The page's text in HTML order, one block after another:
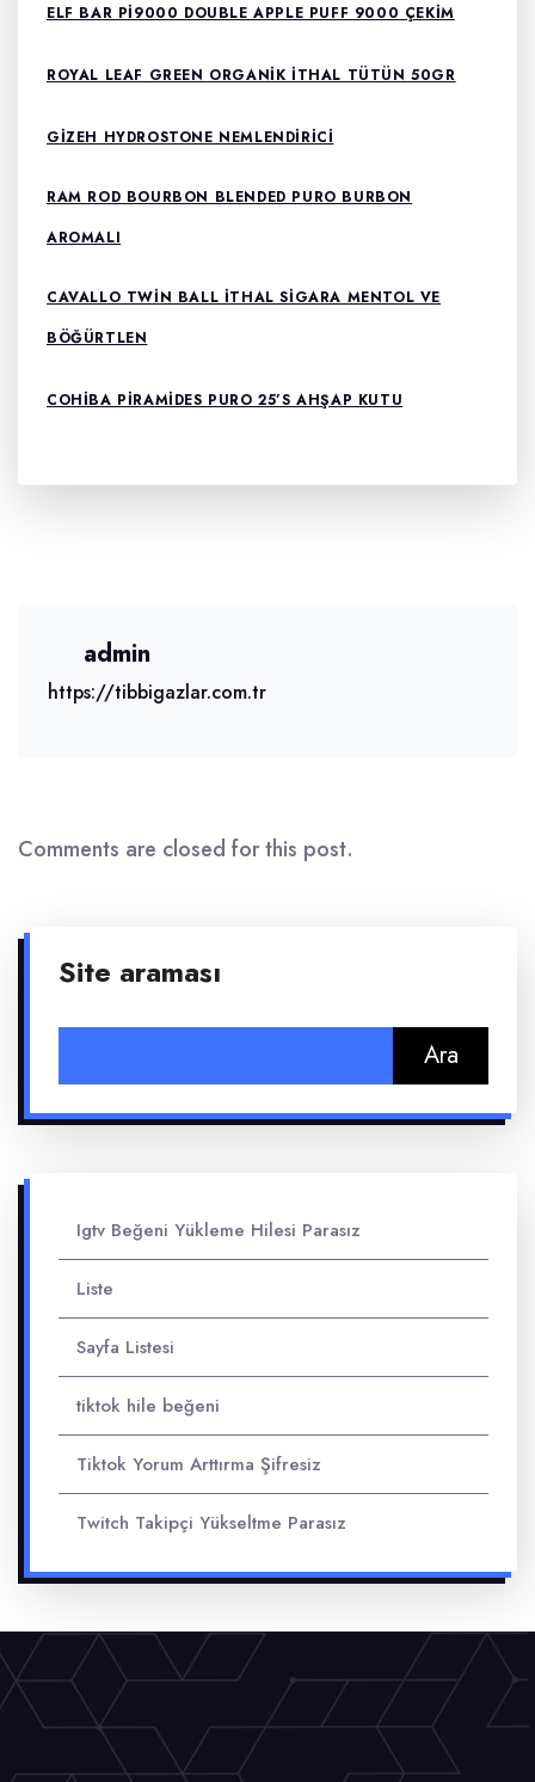
ELF BAR PI9000 DOUBLE APPLE PUFF 9000 ÇEKIM
ROYAL LEAF GREEN ORGANIK ITHAL TÜTÜN 50GR
GIZEH HYDROSTONE NEMLENDIRICI
RAM ROD BOURBON BLENDED PURO BURBON
AROMALI
CAVALLO TWIN BALL ITHAL SIGARA MENTOL VE
BÖĞÜRTLEN
COHIBA PIRAMIDES PURO 25’S AHŞAP KUTU
admin
https://tibbigazlar.com.tr
Comments are closed for this post.
Site araması
Igtv Beğeni Yükleme Hilesi Parasız
Liste
Sayfa Listesi
tiktok hile beğeni
Tiktok Yorum Arttırma Şifresiz
Twitch Takipçi Yükseltme Parasız